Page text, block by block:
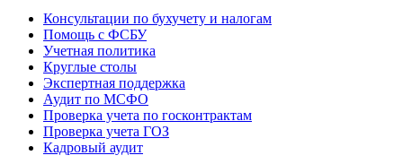
Консультации по бухучету и налогам
Помощь с ФСБУ
Учетная политика
Круглые столы
Экспертная поддержка
Аудит по МСФО
Проверка учета по госконтрактам
Проверка учета ГОЗ
Кадровый аудит